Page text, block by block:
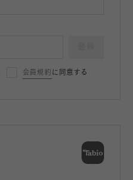
会員規約 に同意する